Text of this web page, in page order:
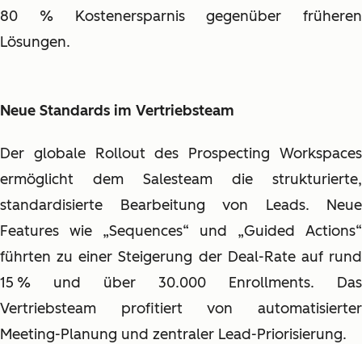
80 % Kostenersparnis gegenüber früheren
Lösungen.
Neue Standards im Vertriebsteam
Der globale Rollout des Prospecting Workspaces
ermöglicht dem Salesteam die strukturierte,
standardisierte Bearbeitung von Leads. Neue
Features wie „Sequences“ und „Guided Actions“
führten zu einer Steigerung der Deal-Rate auf rund
15 % und über 30.000 Enrollments. Das
Vertriebsteam profitiert von automatisierter
Meeting-Planung und zentraler Lead-Priorisierung.